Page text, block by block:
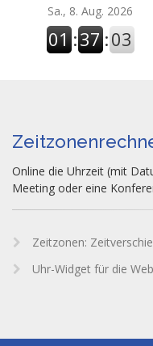
Sa., 8. Aug. 2026
01 :37 :03
Online die Uhrzeit (mit
Meeting oder eine
Zeitzonen:
Uhr-Widget für die